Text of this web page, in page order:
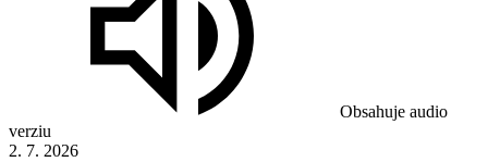
Obsahuje audio
verziu
2. 7. 2026